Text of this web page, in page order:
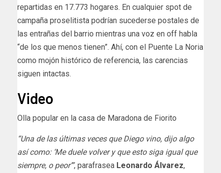
repartidas en 17.773 hogares. En cualquier spot de
campaña proselitista podrían sucederse postales de
las entrañas del barrio mientras una voz en off habla
“de los que menos tienen”. Ahí, con el Puente La Noria
como mojón histórico de referencia, las carencias
siguen intactas.
Video
Olla popular en la casa de Maradona de Fiorito
“Una de las últimas veces que Diego vino, dijo algo
así como: ‘Me duele volver y que esto siga igual que
siempre, o peor’”, parafrasea Leonardo Álvarez,